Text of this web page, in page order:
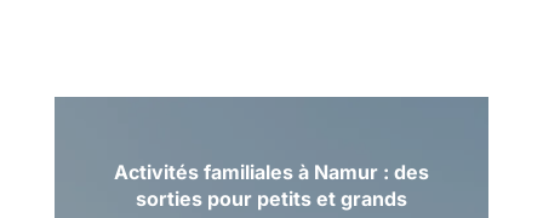
Activités familiales à Namur : des
sorties pour petits et grands